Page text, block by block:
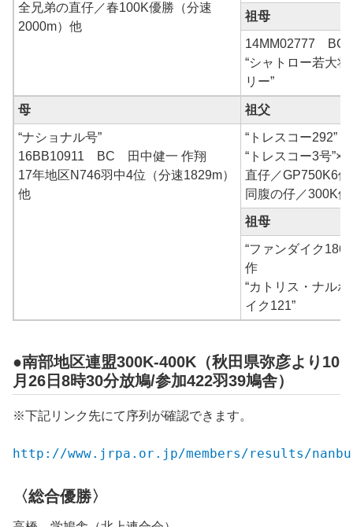
全兄弟の直仔／春100K優勝（分速
2000m）他
祖母
14MM02777 BC
“シャトロー若大将
リー”
母 祖父
“ナショナル号”
16BB10911 BC 田中健一 作翔
17年地区N746羽中4位（分速1829m）
他
“トレスコー292”
“トレスコー3号
直仔／GP750K6位
同腹の仔／300K
祖母
“ファンダイク
作
“カトリス・ナルボ
イク121”
●南部地区連盟300K-400K（秋田県弥彦より10
月26日8時30分放鳩/参加422羽39鳩舎）
※下記リンク先にて序列が確認できます。
http://www.jrpa.or.jp/members/results/
〈総合優勝〉